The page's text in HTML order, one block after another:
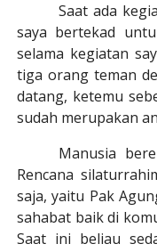
Saat ada
saya bertekad
selama kegiatan
tiga orang teman
datang, ketemu
sudah merupakan
Manusia
Rencana
saja, yaitu Pak
sahabat baik di
Saat ini beliau